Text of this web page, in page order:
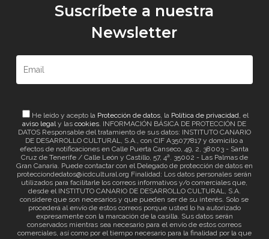
Suscríbete a nuestra
Newsletter
He leído y acepto la Protección de datos, la Política de privacidad, el
aviso legaly lascookies. INFORMACIÓN BÁSICA DE PROTECCIÓN DE
DATOS Responsable del tratamiento de sus datos: INSTITUTO CANARIO
DE DESARROLLO CULTURAL, S.A., con CIF A35077817 y domicilio a
efectos de notificaciones en Calle Puerta Canseco, 49, 2, 38003 - Santa
Cruz de Tenerife / Calle León y Castillo, 57, 4ª. 35002 - Las Palmas de
Gran Canaria. Puede contactar con el Delegado de protección de datos en
protecciondedatos@icdcultural.org Finalidad: Los datos personales serán
utilizados para facilitarle los correos informativos y/o comerciales que,
desde el INSTITUTO CANARIO DE DESARROLLO CULTURAL, S.A.
considere que son necesarios y que pueden ser de su interés. Solo se
procederá al envío de estos correos porque usted lo ha autorizado
expresamente con la marcación de la casilla. Sus datos serán
conservados mientras sea necesario para el envío de estos correos
comerciales, así como por el tiempo necesario para la finalidad por la que